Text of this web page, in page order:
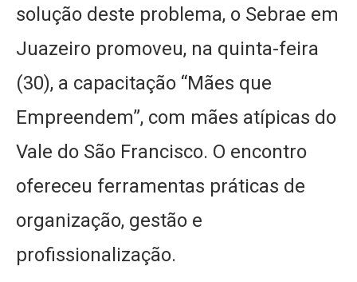
solução deste problema, o Sebrae em
Juazeiro promoveu, na quinta-feira
(30), a capacitação “Mães que
Empreendem”, com mães atípicas do
Vale do São Francisco. O encontro
ofereceu ferramentas práticas de
organização, gestão e
profissionalização.